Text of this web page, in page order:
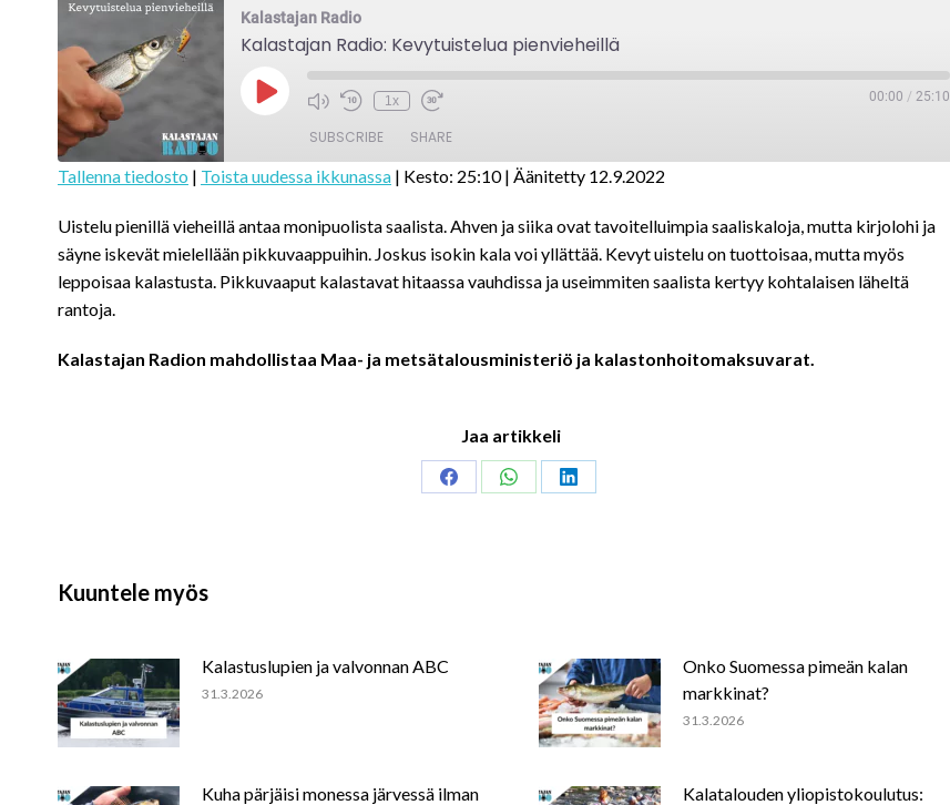
Kalastajan Radio
Kalastajan Radio: Kevytuistelua pienvieheillä
Play
Episode
1x 00:00 / 25:10
SUBSCRIBE SHARE
RSS FEED
LINK
Tallenna tiedosto | Toista uudessa ikkunassa | Kesto: 25:10| Äänitetty 12.9.2022
Uistelu pienillä vieheillä antaa monipuolista saalista. Ahven ja siika ovat tavoitelluimpia saaliskaloja, mutta kirjolohi ja
säyne iskevät mielellään pikkuvaappuihin. Joskus isokin kala voi yllättää. Kevyt uistelu on tuottoisaa, mutta myös
leppoisaa kalastusta. Pikkuvaaput kalastavat hitaassa vauhdissa ja useimmiten saalista kertyy kohtalaisen läheltä
rantoja.
Kalastajan Radion mahdollistaa Maa- ja metsätalousministeriö ja kalastonhoitomaksuvarat.
Jaa artikkeli
Share
Share
Share
Kuuntele myös
Kalastuslupien ja valvonnan ABC
31.3.2026
Onko Suomessa pimeän kalan
markkinat?
31.3.2026
Kuha pärjäisi monessa järvessä ilman
Kalatalouden yliopistokoulutus: